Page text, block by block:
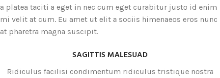
a platea taciti a eget in nec cum eget curabitur justo id enim
mi velit at cum. Eu amet ut elit a sociis himenaeos eros nunc
at pharetra magna suscipit.
SAGITTIS MALESUAD
Ridiculus facilisi condimentum ridiculus tristique nostra